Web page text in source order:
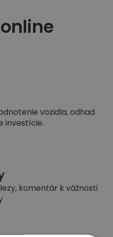
vozidla, odhad
investície.
komentár k vážnosti